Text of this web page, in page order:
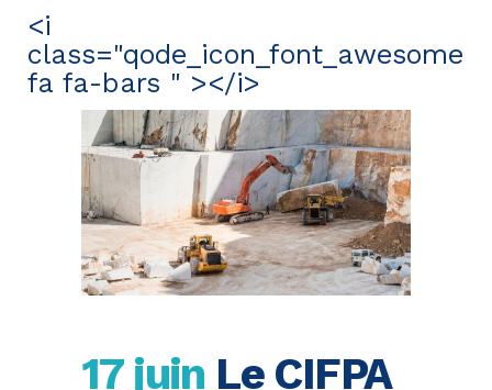
<i
class="qode_icon_font_awesome
fa fa-bars " ></i>
17 juin Le CIFPA